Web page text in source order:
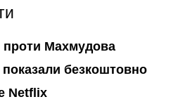
проти Махмудова
показали безкоштовно
Netflix